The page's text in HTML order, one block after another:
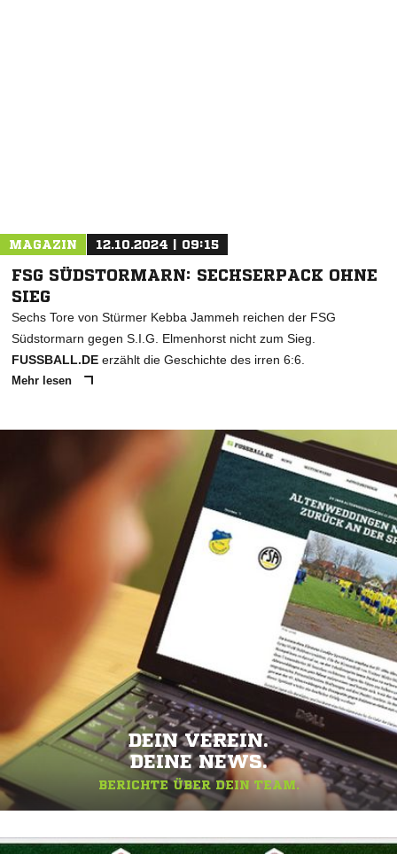
MAGAZIN 12.10.2024 | 09:15
FSG SÜDSTORMARN: SECHSERPACK OHNE
SIEG
Sechs Tore von Stürmer Kebba Jammeh reichen der FSG
Südstormarn gegen S.I.G. Elmenhorst nicht zum Sieg.
FUSSBALL.DE erzählt die Geschichte des irren 6:6.
Mehr lesen
DEIN VEREIN.
DEINE NEWS.
BERICHTE ÜBER DEIN TEAM.